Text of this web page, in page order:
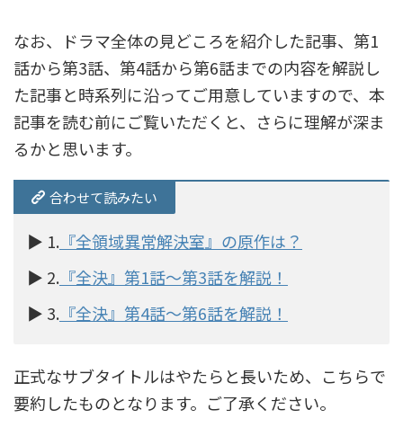
なお、ドラマ全体の見どころを紹介した記事、第1
話から第3話、第4話から第6話までの内容を解説し
た記事と時系列に沿ってご用意していますので、本
記事を読む前にご覧いただくと、さらに理解が深ま
るかと思います。
合わせて読みたい
▶︎ 1. 『全領域異常解決室』の原作は？
▶ 2. 『全決』第1話〜第3話を解説！
▶ 3. 『全決』第4話〜第6話を解説！
正式なサブタイトルはやたらと長いため、こちらで
要約したものとなります。ご了承ください。